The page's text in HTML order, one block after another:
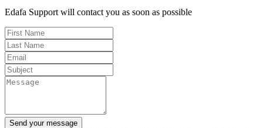
Edafa Support will contact you as soon as possible
Send your message